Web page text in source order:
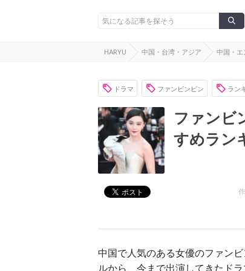
HARYU 中国・台湾・アジア 中国・エ
ドラマ ファンビンビン ラン
ファンビ
すめラン
中国で人気のある女優のファン
ルから、今まで出演してきたド